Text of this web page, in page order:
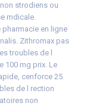
strodiens ou
mdicale.
en ligne
Zithromax pas
troubles de l
100 mg prix. Le
cenforce 25
de l rection
non